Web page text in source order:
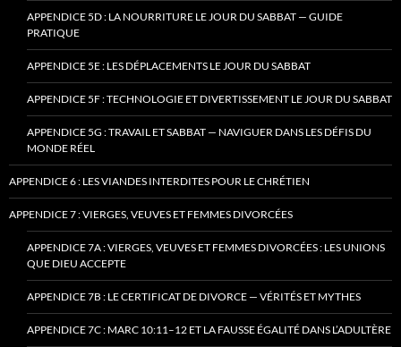
APPENDICE 5D : LA NOURRITURE LE JOUR DU SABBAT — GUIDE
PRATIQUE
APPENDICE 5E : LES DÉPLACEMENTS LE JOUR DU SABBAT
APPENDICE 5F : TECHNOLOGIE ET DIVERTISSEMENT LE JOUR DU SABBAT
APPENDICE 5G : TRAVAIL ET SABBAT — NAVIGUER DANS LES DÉFIS DU
MONDE RÉEL
APPENDICE 6 : LES VIANDES INTERDITES POUR LE CHRÉTIEN
APPENDICE 7 : VIERGES, VEUVES ET FEMMES DIVORCÉES
APPENDICE 7A : VIERGES, VEUVES ET FEMMES DIVORCÉES : LES UNIONS
QUE DIEU ACCEPTE
APPENDICE 7B : LE CERTIFICAT DE DIVORCE — VÉRITÉS ET MYTHES
APPENDICE 7C : MARC 10:11–12 ET LA FAUSSE ÉGALITÉ DANS L’ADULTÈRE